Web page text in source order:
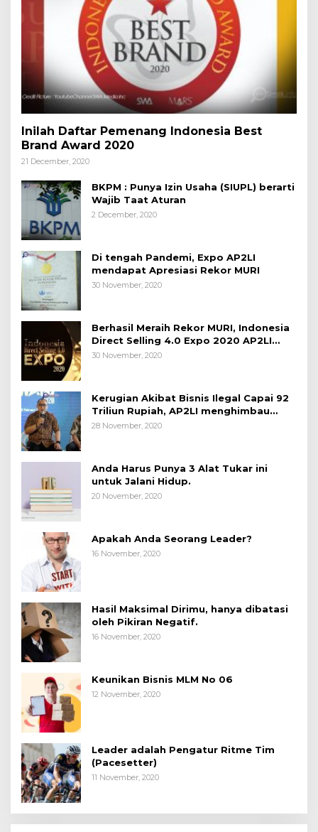
Inilah Daftar Pemenang Indonesia Best
Brand Award 2020
21 December, 2020
BKPM : Punya Izin Usaha (SIUPL) berarti
Wajib Taat Aturan
2 December, 2020
Di tengah Pandemi, Expo AP2LI
mendapat Apresiasi Rekor MURI
30 November, 2020
Berhasil Meraih Rekor MURI, Indonesia
Direct Selling 4.0 Expo 2020 AP2LI
berakhir sangat memuaskan
30 November, 2020
Kerugian Akibat Bisnis Ilegal Capai 92
Triliun Rupiah, AP2LI menghimbau
masyarakat Waspada.
28 November, 2020
Anda Harus Punya 3 Alat Tukar ini
untuk Jalani Hidup.
20 November, 2020
Apakah Anda Seorang Leader?
16 November, 2020
Hasil Maksimal Dirimu, hanya dibatasi
oleh Pikiran Negatif.
16 November, 2020
Keunikan Bisnis MLM No 06
12 November, 2020
Leader adalah Pengatur Ritme Tim
(Pacesetter)
11 November, 2020